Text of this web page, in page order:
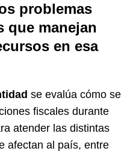
problemas
que manejan
en esa
se evalúa cómo se
fiscales durante
atender las distintas
afectan al país, entre